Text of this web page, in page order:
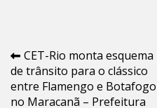
Navegação
de
CET-Rio monta esquema
de trânsito para o clássico
entre Flamengo e Botafogo
no Maracanã – Prefeitura